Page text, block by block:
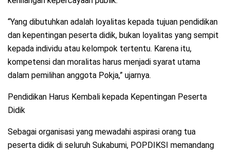
“Yang dibutuhkan adalah loyalitas kepada tujuan pendidikan
dan kepentingan peserta didik, bukan loyalitas yang sempit
kepada individu atau kelompok tertentu. Karena itu,
kompetensi dan moralitas harus menjadi syarat utama
dalam pemilihan anggota Pokja,” ujarnya.
Pendidikan Harus Kembali kepada Kepentingan Peserta
Didik
Sebagai organisasi yang mewadahi aspirasi orang tua
peserta didik di seluruh Sukabumi, POPDIKSI memandang